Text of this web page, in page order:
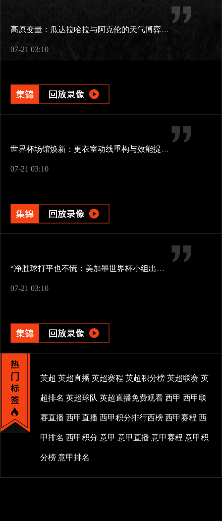
高原变量：瓜达拉哈拉与阿克伦的天气博弈如何重塑2026世界杯战术逻辑
07-21 03:10
世界杯场馆焕新：更衣室动线重构与效能提升方案
07-21 03:10
“净胜球打平也不慌：美加墨世界杯小组出线新规一图看懂”
07-21 03:10
英超 英超直播 英超赛程 英超积分榜 英超联赛 英
超排名 英超球队 英超直播免费观看 西甲 西甲联
赛直播 西甲直播 西甲积分排行西榜 西甲赛程 西
甲排名 西甲积分 意甲 意甲直播 意甲赛程 意甲积
分榜 意甲排名